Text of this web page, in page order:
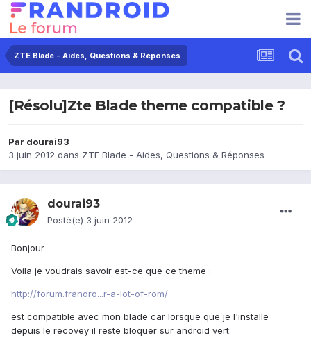
ZTE Blade - Aides, Questions & Réponses
[Résolu]Zte Blade theme compatible ?
Par dourai93
3 juin 2012 dans ZTE Blade - Aides, Questions & Réponses
dourai93
Posté(e) 3 juin 2012
Bonjour
Voila je voudrais savoir est-ce que ce theme :
http://forum.frandro...r-a-lot-of-rom/
est compatible avec mon blade car lorsque que je l'installe
depuis le recovey il reste bloquer sur android vert.